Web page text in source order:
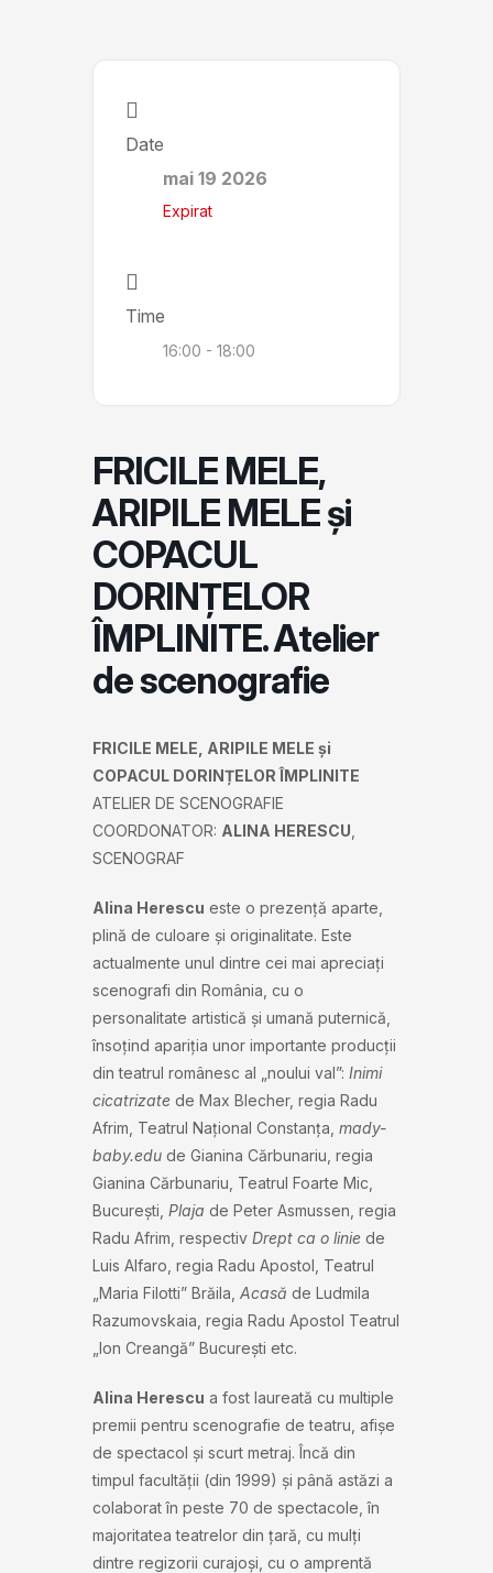
Date
mai 19 2026
Expirat
Time
16:00 - 18:00
FRICILE MELE,
ARIPILE MELE și
COPACUL
DORINȚELOR
ÎMPLINITE. Atelier
de scenografie
FRICILE MELE, ARIPILE MELE și
COPACUL DORINȚELOR ÎMPLINITE
ATELIER DE SCENOGRAFIE
COORDONATOR: ALINA HERESCU
SCENOGRAF
Alina Herescu este o prezență aparte,
plină de culoare și originalitate. Este
actualmente unul dintre cei mai apreciaţi
scenografi din România, cu o
personalitate artistică și umană puternică,
însoțind apariţia unor importante producţii
din teatrul românesc al „noului val”: Inimi
cicatrizate de Max Blecher, regia Radu
Afrim, Teatrul Naţional Constanţa, mady-
baby.edu de Gianina Cărbunariu, regia
Gianina Cărbunariu, Teatrul Foarte Mic,
Bucureşti, Plaja de Peter Asmussen, regia
Radu Afrim, respectiv Drept ca o linie de
Luis Alfaro, regia Radu Apostol, Teatrul
„Maria Filotti” Brăila, Acasă de Ludmila
Razumovskaia, regia Radu Apostol Teatrul
„Ion Creangă” Bucureşti etc.
Alina Herescu a fost laureată cu multiple
premii pentru scenografie de teatru, afișe
de spectacol și scurt metraj. Încă din
timpul facultății (din 1999) și până astăzi a
colaborat în peste 70 de spectacole, în
majoritatea teatrelor din țară, cu mulți
dintre regizorii curajoși, cu o amprentă